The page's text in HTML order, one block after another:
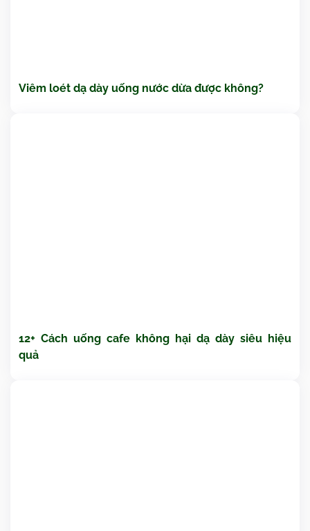
Viêm loét dạ dày uống nước dừa được không?
12+ Cách uống cafe không hại dạ dày siêu hiệu
quả